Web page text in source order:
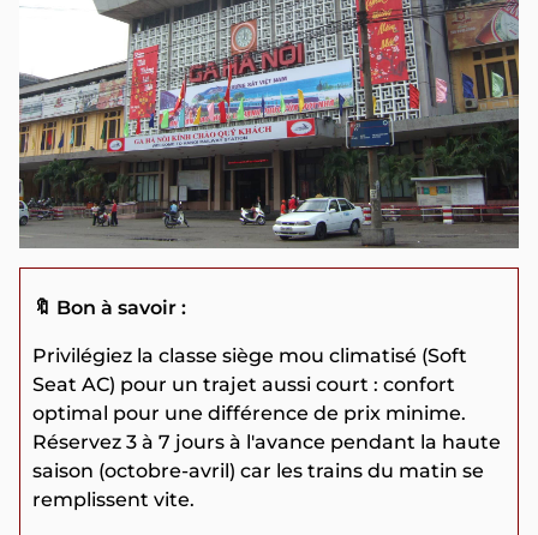
🔖 Bon à savoir :
Privilégiez la classe siège mou climatisé (Soft
Seat AC) pour un trajet aussi court : confort
optimal pour une différence de prix minime.
Réservez 3 à 7 jours à l'avance pendant la haute
saison (octobre-avril) car les trains du matin se
remplissent vite.